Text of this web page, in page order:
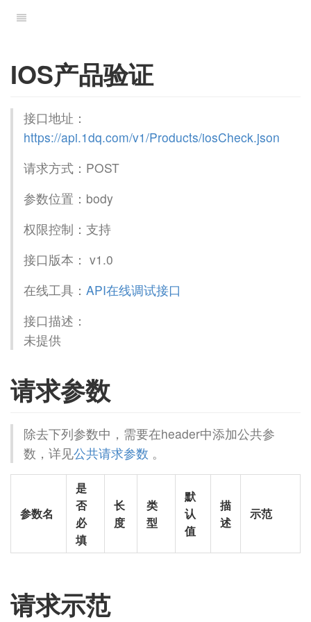
IOS产品验证
接口地址：
https://api.1dq.com/v1/Products/iosCheck.json
请求方式：POST
参数位置：body
权限控制：支持
接口版本： v1.0
在线工具： API在线调试接口
接口描述：
未提供
请求参数
除去下列参数中，需要在header中添加公共参
数，详见公共请求参数 。
参数名
是
否
必
填
长
度
类
型
默
认
值
描
述
示范
请求示范